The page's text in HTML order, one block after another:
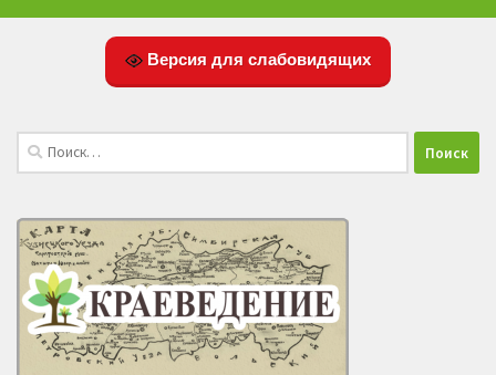
Версия для слабовидящих
Найти: